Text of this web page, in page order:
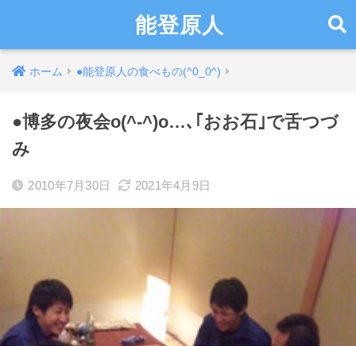
能登原人
ホーム ●能登原人の食べもの(^0_0^)
●博多の夜会o(^-^)o…､｢おお石｣で舌つづ
み
2010年7月30日 2021年4月9日